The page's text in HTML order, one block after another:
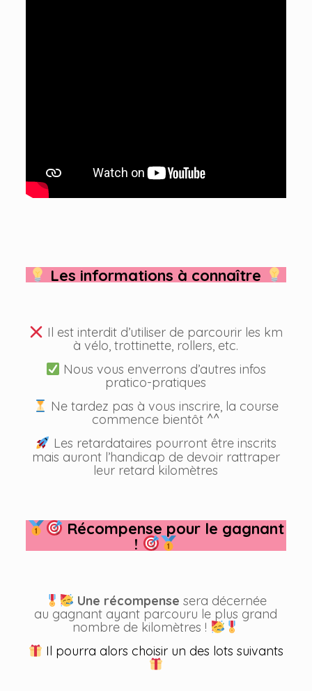
Les informations à connaître
Il est interdit d’utiliser de parcourir les km
à vélo, trottinette, rollers, etc.
Nous vous enverrons d’autres infos
pratico-pratiques
Ne tardez pas à vous inscrire, la course
commence bientôt ^^
Les retardataires pourront être inscrits
mais auront l’handicap de devoir rattraper
leur retard kilomètres
Récompense pour le gagnant
!
Une récompense sera décernée
au gagnant ayant parcouru le plus grand
nombre de kilomètres !
Il pourra alors choisir un des lots suivants